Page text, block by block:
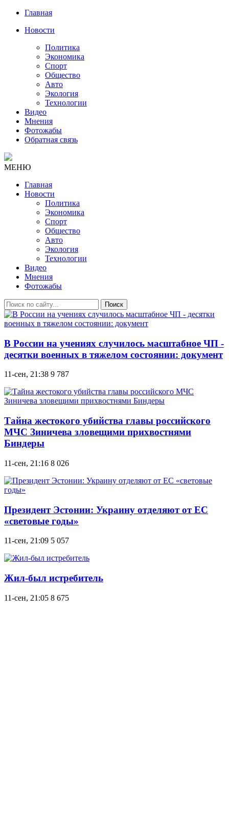
Главная
Новости
Политика
Экономика
Спорт
Общество
Авто
Экология
Технологии
Видео
Мнения
Фотожабы
Обратная связь
МЕНЮ
Главная
Новости
Политика
Экономика
Спорт
Общество
Авто
Экология
Технологии
Видео
Мнения
Фотожабы
Поиск
В России на учениях случилось масштабное ЧП -
десятки военных в тяжелом состоянии: документ
11-сен, 21:38 9 787
Тайна жестокого убийства главы российского
МЧС Зиничева зловещими прихвостнями
Биндеры
11-сен, 21:16 8 026
Президент Эстонии: Украину отделяют от ЕС
«световые годы»
11-сен, 21:09 5 057
Жил-был истребитель
11-сен, 21:05 8 675